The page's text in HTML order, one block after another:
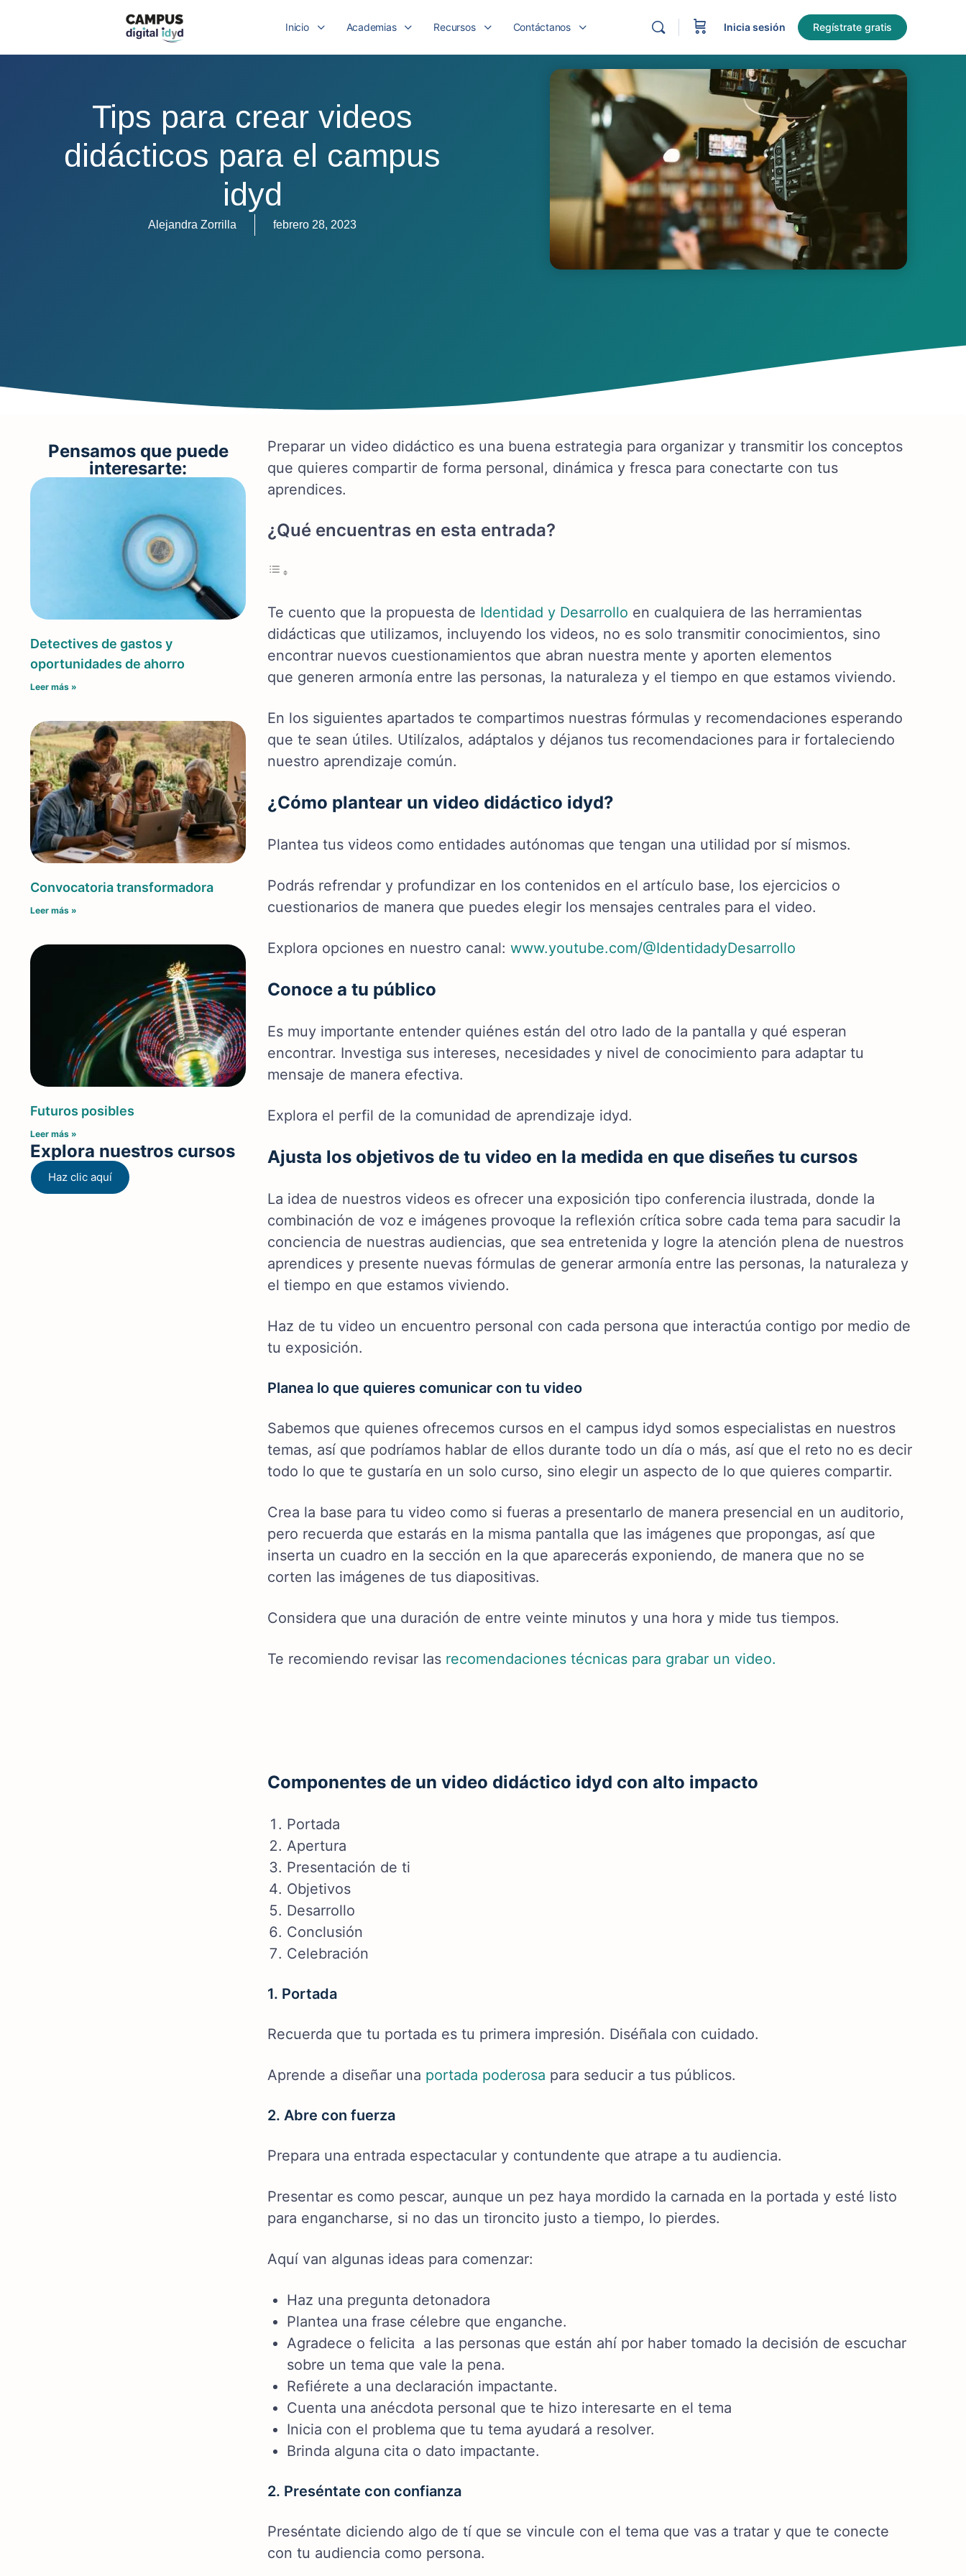
Inicio Academias Recursos Contáctanos Inicia sesión Regístrate gratis
Tips para crear videos
didácticos para el campus
idyd
Alejandra Zorrilla febrero 28, 2023
Pensamos que puede
interesarte:
Detectives de gastos y
oportunidades de ahorro
Leer más »
Convocatoria transformadora
Leer más »
Futuros posibles
Leer más »
Explora nuestros cursos
Haz clic aquí
Preparar un video didáctico es una buena estrategia para organizar y transmitir los conceptos
que quieres compartir de forma personal, dinámica y fresca para conectarte con tus
aprendices.
¿Qué encuentras en esta entrada?
Te cuento que la propuesta de Identidad y Desarrollo en cualquiera de las herramientas
didácticas que utilizamos, incluyendo los videos, no es solo transmitir conocimientos, sino
encontrar nuevos cuestionamientos que abran nuestra mente y aporten elementos
que generen armonía entre las personas, la naturaleza y el tiempo en que estamos viviendo.
En los siguientes apartados te compartimos nuestras fórmulas y recomendaciones esperando
que te sean útiles. Utilízalos, adáptalos y déjanos tus recomendaciones para ir fortaleciendo
nuestro aprendizaje común.
¿Cómo plantear un video didáctico idyd?
Plantea tus videos como entidades autónomas que tengan una utilidad por sí mismos.
Podrás refrendar y profundizar en los contenidos en el artículo base, los ejercicios o
cuestionarios de manera que puedes elegir los mensajes centrales para el video.
Explora opciones en nuestro canal: www.youtube.com/@IdentidadyDesarrollo
Conoce a tu público
Es muy importante entender quiénes están del otro lado de la pantalla y qué esperan
encontrar. Investiga sus intereses, necesidades y nivel de conocimiento para adaptar tu
mensaje de manera efectiva.
Explora el perfil de la comunidad de aprendizaje idyd.
Ajusta los objetivos de tu video en la medida en que diseñes tu cursos
La idea de nuestros videos es ofrecer una exposición tipo conferencia ilustrada, donde la
combinación de voz e imágenes provoque la reflexión crítica sobre cada tema para sacudir la
conciencia de nuestras audiencias, que sea entretenida y logre la atención plena de nuestros
aprendices y presente nuevas fórmulas de generar armonía entre las personas, la naturaleza y
el tiempo en que estamos viviendo.
Haz de tu video un encuentro personal con cada persona que interactúa contigo por medio de
tu exposición.
Planea lo que quieres comunicar con tu video
Sabemos que quienes ofrecemos cursos en el campus idyd somos especialistas en nuestros
temas, así que podríamos hablar de ellos durante todo un día o más, así que el reto no es decir
todo lo que te gustaría en un solo curso, sino elegir un aspecto de lo que quieres compartir.
Crea la base para tu video como si fueras a presentarlo de manera presencial en un auditorio,
pero recuerda que estarás en la misma pantalla que las imágenes que propongas, así que
inserta un cuadro en la sección en la que aparecerás exponiendo, de manera que no se
corten las imágenes de tus diapositivas.
Considera que una duración de entre veinte minutos y una hora y mide tus tiempos.
Te recomiendo revisar las recomendaciones técnicas para grabar un video.
Componentes de un video didáctico idyd con alto impacto
Portada
Apertura
Presentación de ti
Objetivos
Desarrollo
Conclusión
Celebración
1. Portada
Recuerda que tu portada es tu primera impresión. Diséñala con cuidado.
Aprende a diseñar una portada poderosa para seducir a tus públicos.
2. Abre con fuerza
Prepara una entrada espectacular y contundente que atrape a tu audiencia.
Presentar es como pescar, aunque un pez haya mordido la carnada en la portada y esté listo
para engancharse, si no das un tironcito justo a tiempo, lo pierdes.
Aquí van algunas ideas para comenzar:
Haz una pregunta detonadora
Plantea una frase célebre que enganche.
Agradece o felicita a las personas que están ahí por haber tomado la decisión de escuchar
sobre un tema que vale la pena.
Refiérete a una declaración impactante.
Cuenta una anécdota personal que te hizo interesarte en el tema
Inicia con el problema que tu tema ayudará a resolver.
Brinda alguna cita o dato impactante.
2. Preséntate con confianza
Preséntate diciendo algo de tí que se vincule con el tema que vas a tratar y que te conecte
con tu audiencia como persona.